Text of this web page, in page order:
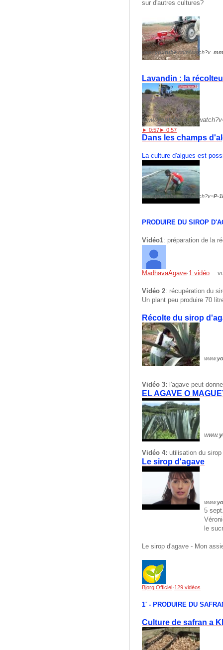
sur d'autres cultures?
www.youtube.com/watch?v=
Lavandin : la
► 0:57► 0:57
www.youtube.com/
Dans les champs
La culture d'algues est
www.youtube.com/watch?v=P-
PRODUIRE DU SIROP
Vidéo1: préparation de la
MadhavaAgave·1 vidéo
Vidéo 2: récupération du
Un plant peu produire 70
Récolte du sirop
www.
Vidéo 3: l'agave peut
EL AGAVE O
www.
Vidéo 4: utilisation du
Le sirop d'agave
www.
5
le
Le sirop d'agave - Mon
Bjorg Officiel·129 vidéos
1' - PRODUIRE DU
Culture de safran a